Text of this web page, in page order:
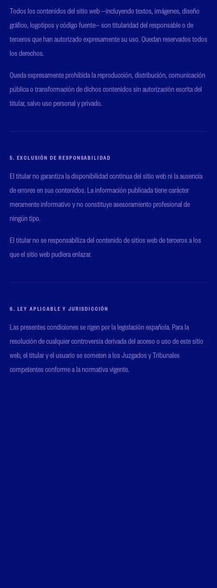
Todos los contenidos del sitio web —incluyendo textos, imágenes, diseño
gráfico, logotipos y código fuente— son titularidad del responsable o de
terceros que han autorizado expresamente su uso. Quedan reservados todos
los derechos.
Queda expresamente prohibida la reproducción, distribución, comunicación
pública o transformación de dichos contenidos sin autorización escrita del
titular, salvo uso personal y privado.
5. EXCLUSIÓN DE RESPONSABILIDAD
El titular no garantiza la disponibilidad continua del sitio web ni la ausencia
de errores en sus contenidos. La información publicada tiene carácter
meramente informativo y no constituye asesoramiento profesional de
ningún tipo.
El titular no se responsabiliza del contenido de sitios web de terceros a los
que el sitio web pudiera enlazar.
6. LEY APLICABLE Y JURISDICCIÓN
Las presentes condiciones se rigen por la legislación española. Para la
resolución de cualquier controversia derivada del acceso o uso de este sitio
web, el titular y el usuario se someten a los Juzgados y Tribunales
competentes conforme a la normativa vigente.